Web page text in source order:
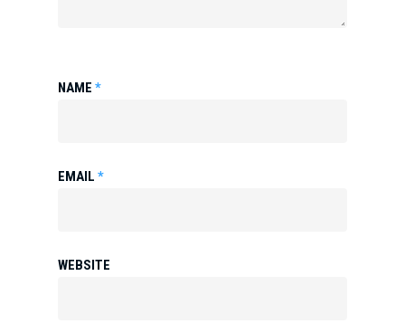
NAME *
EMAIL *
WEBSITE